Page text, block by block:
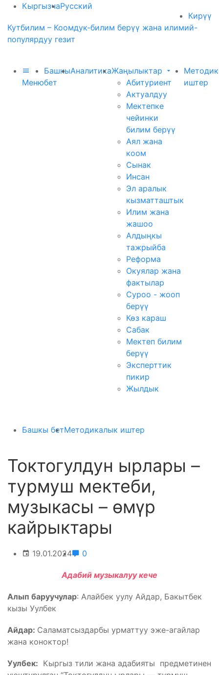
КыргызчаРусский
Кирүү
Кутбилим – Коомдук-билим берүү жана илимий-
популярдуу гезит
Меню
Башкы
бет
АналитикаЖаңылыктар
Абитуриент
Актуалдуу
Мектепке
чейинки
билим берүү
Аял жана
коом
Сынак
Инсан
Эл аралык
кызматташтык
Илим жана
жашоо
Алдыңкы
тажрыйба
Реформа
Окуялар жана
фактылар
Суроо - жооп
берүү
Көз караш
Сабак
Мектеп билим
берүү
Эксперттик
пикир
Жылдык
иштер
Башкы бетМетодикалык иштер
Токтогулдун ырлары –
турмуш мектеби,
музыкасы – өмүр
кайрыктары
19.01.2024 0
Адабий музыкалуу кече
Алып баруучулар: Алайбек уулу Айдар, Бакытбек
кызы Уулбек
Айдар: Саламатсыздарбы урматтуу эже-агайлар
жана коноктор!
Уулбек: Кыргыз тили жана адабияты предметинен